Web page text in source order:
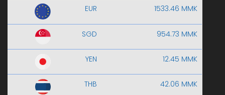
EUR 1533.46 MMK
SGD 954.73 MMK
YEN 12.45 MMK
THB 42.06 MMK